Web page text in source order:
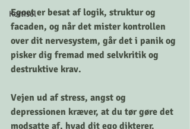
Kortisol
Egoet er besat af logik, struktur og
facaden, og når det mister kontrollen
over dit nervesystem, går det i panik og
pisker dig fremad med selvkritik og
destruktive krav.
Vejen ud af stress, angst og
depressionen kræver, at du tør gøre det
modsatte af, hvad dit ego dikterer.